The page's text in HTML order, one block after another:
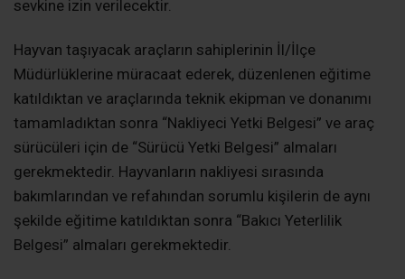
sevkine izin verilecektir.
Hayvan taşıyacak araçların sahiplerinin İl/İlçe
Müdürlüklerine müracaat ederek, düzenlenen eğitime
katıldıktan ve araçlarında teknik ekipman ve donanımı
tamamladıktan sonra “Nakliyeci Yetki Belgesi” ve araç
sürücüleri için de “Sürücü Yetki Belgesi” almaları
gerekmektedir. Hayvanların nakliyesi sırasında
bakımlarından ve refahından sorumlu kişilerin de aynı
şekilde eğitime katıldıktan sonra “Bakıcı Yeterlilik
Belgesi” almaları gerekmektedir.